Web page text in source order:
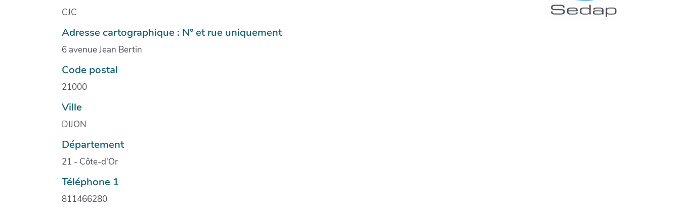
CJC
Adresse cartographique : N° et rue uniquement
6 avenue Jean Bertin
Code postal
21000
Ville
DIJON
Département
21 - Côte-d'Or
Téléphone 1
811466280